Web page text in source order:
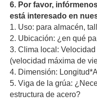
6. Por favor,
está interesado en
1. Uso: para almacén,
2. Ubicación: ¿en qué
3. Clima local:
(velocidad máxima de
4. Dimensión:
5. Viga de la grúa:
estructura de acero?